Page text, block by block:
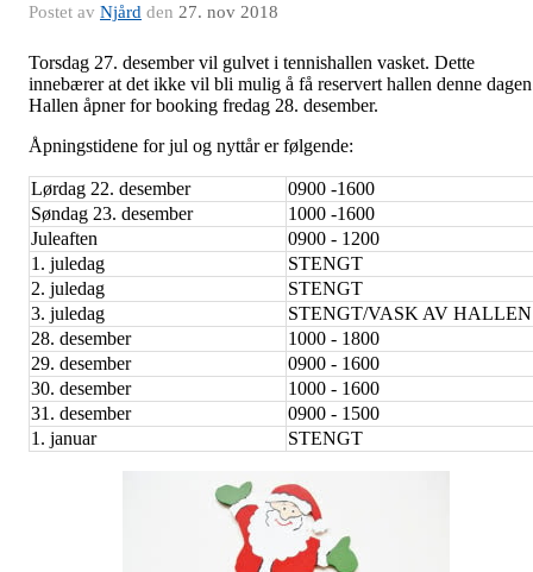
Postet av Njård den 27. nov 2018
Torsdag 27. desember vil gulvet i tennishallen vasket. Dette
innebærer at det ikke vil bli mulig å få reservert hallen denne
Hallen åpner for booking fredag 28. desember.
Åpningstidene for jul og nyttår er følgende:
Lørdag 22. desember
0900 -1600
Søndag 23. desember
1000 -1600
Juleaften
0900 - 1200
1. juledag
STENGT
2. juledag
STENGT
3. juledag
STENGT/VASK AV HALLEN
28. desember
1000 - 1800
29. desember
0900 - 1600
30. desember
1000 - 1600
31. desember
0900 - 1500
1. januar
STENGT